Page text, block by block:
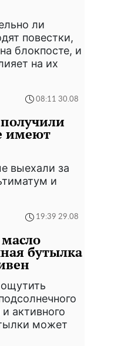
ли
повестки,
блокпосте, и
на их
08:11 30.08
имеют
выехали за
и
19:39 29.08
бутылка
активного
может